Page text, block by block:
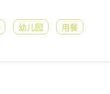
幼儿园 用餐